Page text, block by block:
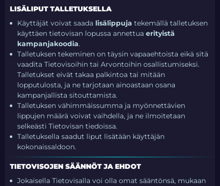
LISÄLIPUT TALLETUKSELLA
Käyttäjät voivat saada lisälippuja tekemällä talletuksen
käyttäen tietovisan lopussa annettua erityistä
kampanjakoodia.
Talletuksen tekeminen on täysin vapaaehtoista eikä sitä
vaadita Tietovisoihin tai Arvontoihin osallistumiseksi.
Talletukset eivät takaa palkintoa tai mitään
lopputulosta, ja ne tarjotaan ainoastaan osana
kampanjallista sitouttamista.
Talletuksen vähimmäissumma ja myönnettävien
lippujen määrä voivat vaihdella, ja ne ilmoitetaan
selkeästi Tietovisan tiedoissa.
Talletuksella saadut liput lisätään käyttäjän
kokonaissaldoon.
TIETOVISOJEN SÄÄNNÖT JA EHDOT
Jokaisella Tietovisalla voi olla omat sääntönsä, mukaan